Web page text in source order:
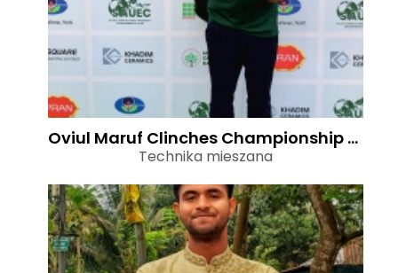
Oviul Maruf Clinches Championship at Sylhet Environment Summit 2026
Technika mieszana